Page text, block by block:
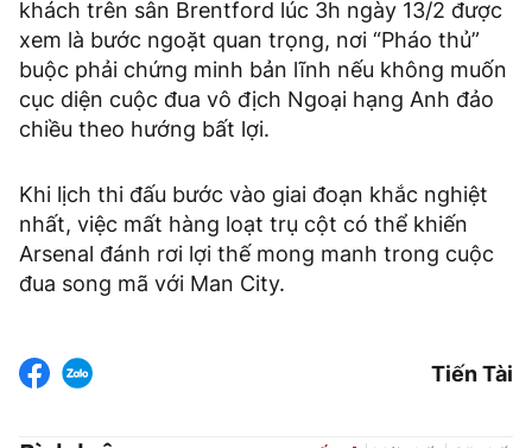
khách trên sân Brentford lúc 3h ngày 13/2 được
xem là bước ngoặt quan trọng, nơi “Pháo thủ”
buộc phải chứng minh bản lĩnh nếu không muốn
cục diện cuộc đua vô địch Ngoại hạng Anh đảo
chiều theo hướng bất lợi.
Khi lịch thi đấu bước vào giai đoạn khắc nghiệt
nhất, việc mất hàng loạt trụ cột có thể khiến
Arsenal đánh rơi lợi thế mong manh trong cuộc
đua song mã với Man City.
Tiến Tài